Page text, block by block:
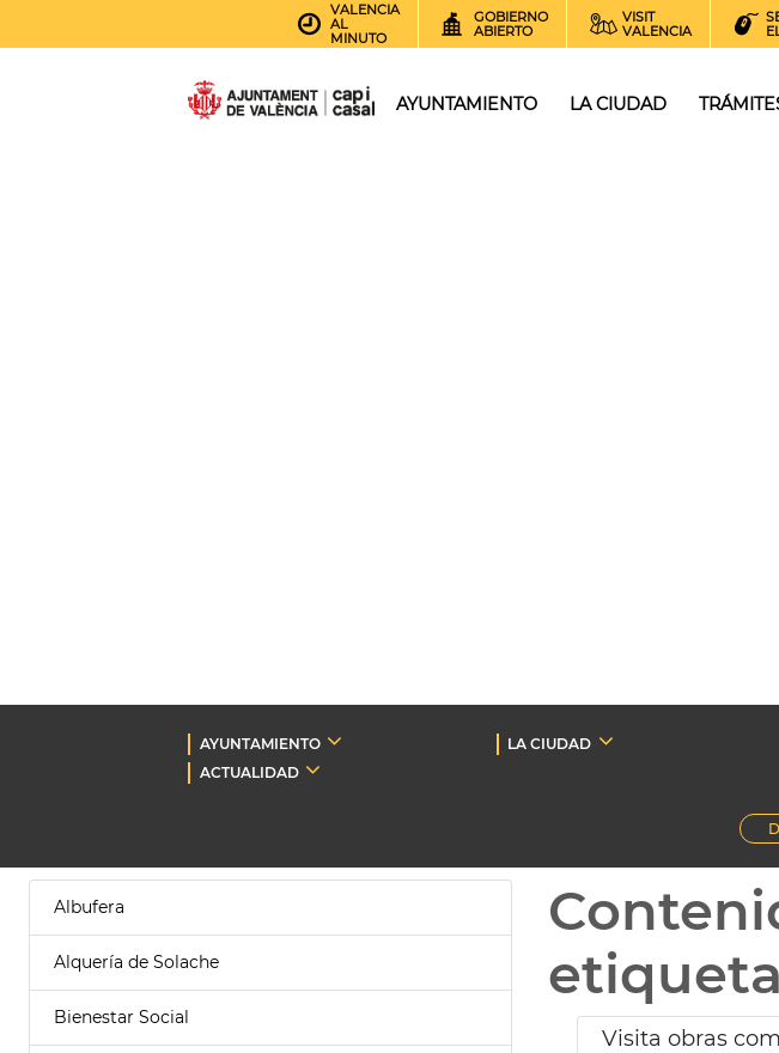
VALENCIA
AL
MINUTO
GOBIERNO
ABIERTO
VISIT
VALENCIA
AYUNTAMIENTO LA CIUDAD
AYUNTAMIENTO LA CIUDAD
ACTUALIDAD
Albufera
Alquería de Solache
Bienestar Social
etiqueta
Visita obras